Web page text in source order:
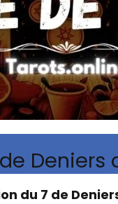
Deniers
du 7 de